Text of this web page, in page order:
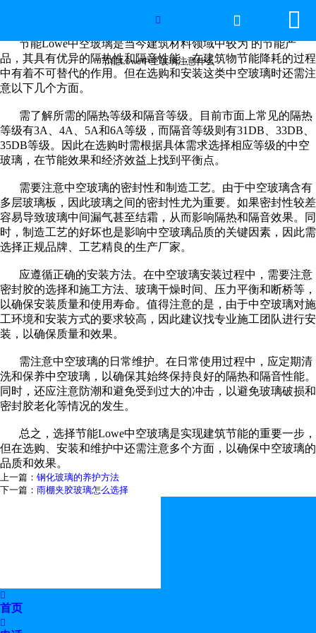
网站首页
世界杯官方网页版
新闻中心
工程案例
厂房设备
视频中心
联系我们

节能Lowe中空玻璃注意什么
 
节能Lowe中空玻璃注意什么
节能Lowe中空玻璃是当今建筑材料领域中较为 的节能产
品，其具有优异的隔热性和隔音性能，在建筑物节能降耗的过程
中有着不可替代的作用。但在选购和安装这类中空玻璃时还需注
意以下几个方面。
需了解所需的隔热等级和隔音等级。目前市面上常见的隔热
等级有3A 4A 5A和6A等级，而隔音等级则有31DB 33DB
35DB等级。因此在选购时需根据具体需求选择相应等级的中空
玻璃，在节能效果和经济效益上找到平衡点。
需要注意中空玻璃的密封性和制造工艺。由于中空玻璃含有
多层玻璃板，因此玻璃之间的密封性尤为重要。如果密封性较差
容易导致玻璃中间漏气甚至结霜，从而影响隔热和隔音效果。同
时，制造工艺的好坏也是影响中空玻璃品质的关键因素，因此需
选择正规品牌、工艺精良的生产厂家。
应遵循正确的安装方法。在中空玻璃安装过程中，需要注意
密封胶的选择和施工方法、玻璃干燥时间、压力平衡和断桥等，
以确保安装质量和使用寿命。值得注意的是，由于中空玻璃对施
工环境和安装方式的要求较高，因此建议找专业施工团队进行安
装，以确保质量和效果。
需注意中空玻璃的日常维护。在日常使用过程中，应定期清
洗和保养中空玻璃，以确保其始终保持良好的隔热和隔音性能。
同时，还应注意防潮和避免受到过大的冲击，以避免玻璃破损和
密封胶老化等情况的发生。
总之，选择节能Lowe中空玻璃是实现建筑节能的重要一步，
但在选购、安装和维护中还需注意多个方面，以确保中空玻璃的
品质和效果。
上一篇： 钢化玻璃的养护方法
下一篇： 雨棚夹胶玻璃怎么选择

首页
